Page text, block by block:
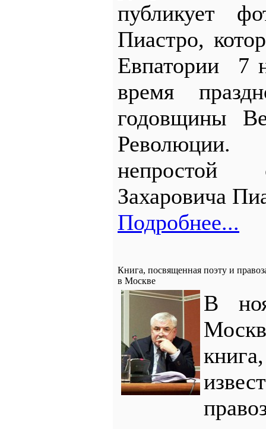
публикует
Пиастро,
Евпатории 7
время
годовщины
непростой
Захаровича
Подробнее...
Книга, посвященная поэту и
в Москве
В